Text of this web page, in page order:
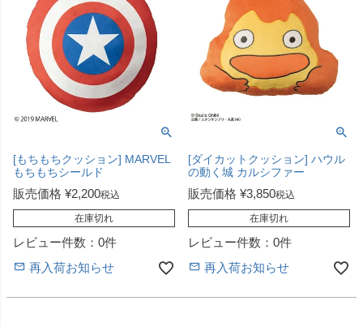
[もちもちクッション] MARVEL
もちもちシールド
販売価格 ¥2,200税込
在庫切れ
レビュー件数：0件
再入荷お知らせ
[ダイカットクッション] ハウル
の動く城 カルシファー
販売価格 ¥3,850税込
在庫切れ
レビュー件数：0件
再入荷お知らせ